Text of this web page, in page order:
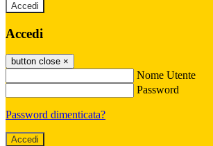
Accedi
Accedi
button close ×
Nome Utente
Password
Password dimenticata?